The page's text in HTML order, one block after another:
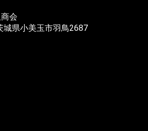
会
城県小美玉市羽鳥2687